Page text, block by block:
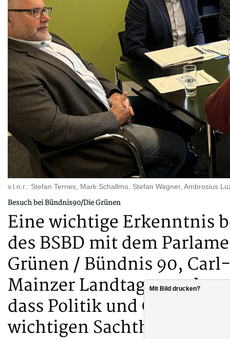
v.l.n.r.: Stefan Ternes, Mark Schallmo, Stefan Wagner, Ambrosius
Besuch bei Bündnis90/Die Grünen
Eine wichtige Erkenntnis
des BSBD mit dem
Grünen / Bündnis 90,
Mainzer Landtag war,
dass Politik und
wichtigen Sachthemen im
Mit Bild drucken?